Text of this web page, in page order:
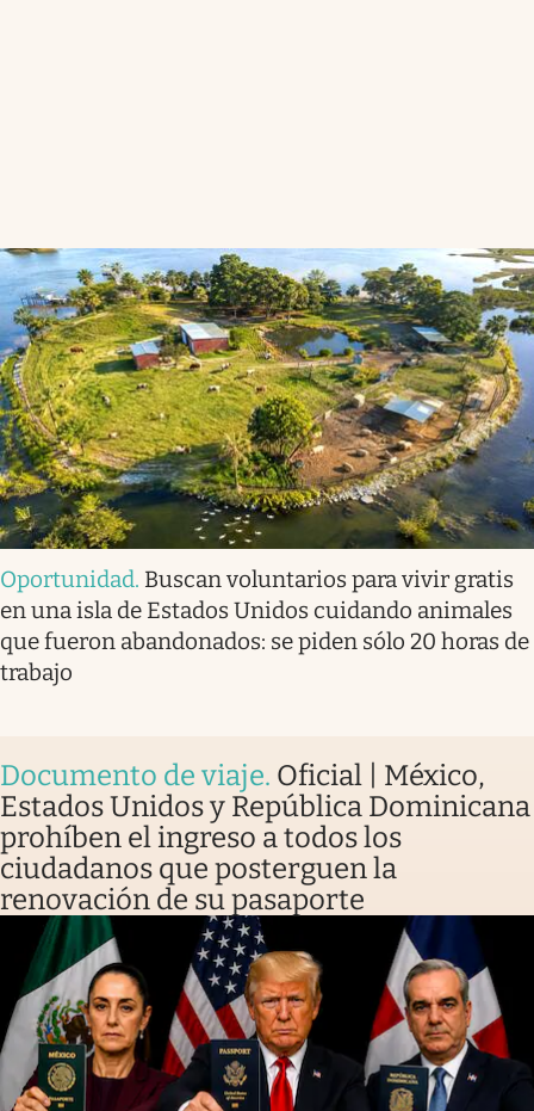
Oportunidad. Buscan voluntarios para vivir gratis
en una isla de Estados Unidos cuidando animales
que fueron abandonados: se piden sólo 20 horas de
trabajo
Documento de viaje. Oficial | México,
Estados Unidos y República Dominicana
prohíben el ingreso a todos los
ciudadanos que posterguen la
renovación de su pasaporte